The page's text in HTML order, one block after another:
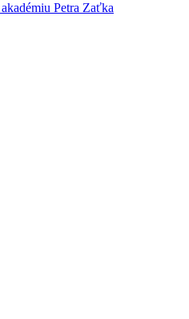
Petra Zaťka